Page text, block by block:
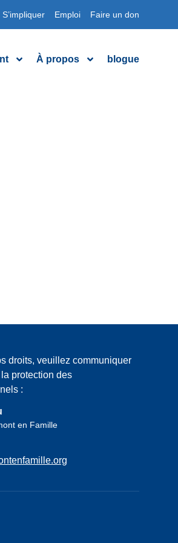
S’impliquer Emploi Faire un don
À propos blogue
droits, veuillez communiquer
protection des
:
en Famille